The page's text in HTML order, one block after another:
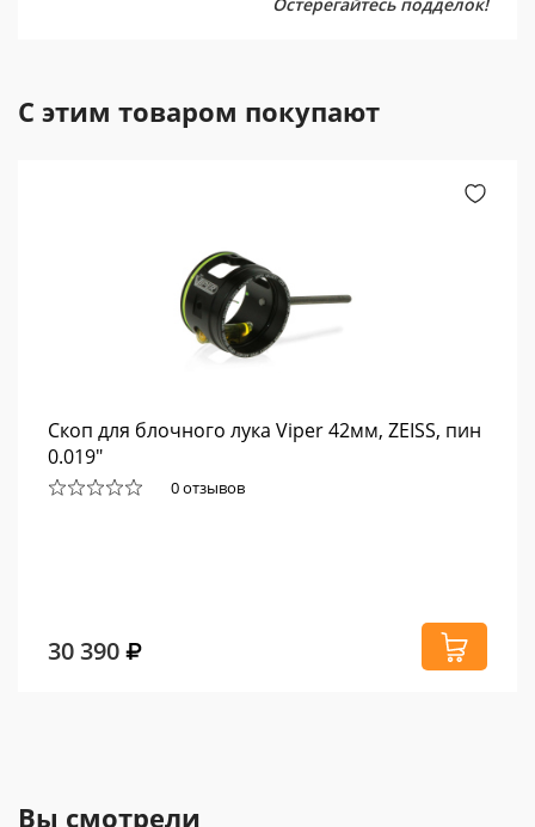
С этим товаром покупают
Скоп для блочного лука Viper 42мм, ZEISS, пин
0.019"
0 отзывов
30 390
Вы смотрели